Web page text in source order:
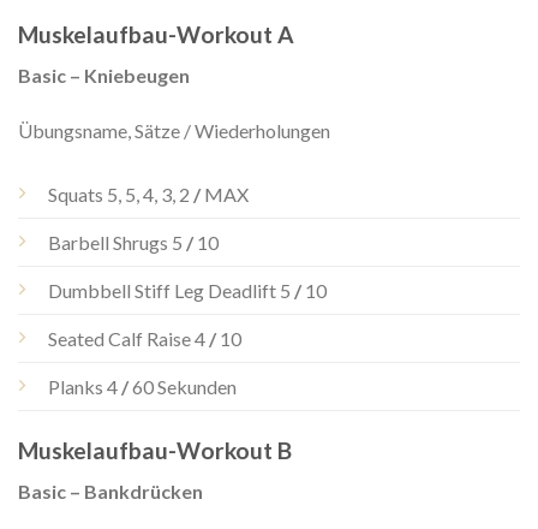
Muskelaufbau-Workout A
Basic – Kniebeugen
Übungsname, Sätze / Wiederholungen
Squats 5, 5, 4, 3, 2 / MAX
Barbell Shrugs 5 / 10
Dumbbell Stiff Leg Deadlift 5 / 10
Seated Calf Raise 4 / 10
Planks 4 /60 Sekunden
Muskelaufbau-Workout B
Basic – Bankdrücken